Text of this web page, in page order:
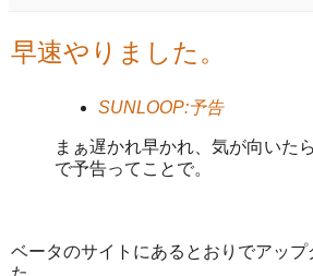
早速やりました。
SUNLOOP:予告
まぁ遅かれ早かれ、気が向いた
で予告ってことで。
ベータのサイトにあるとおりでアップ